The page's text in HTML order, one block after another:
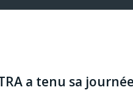
a tenu sa